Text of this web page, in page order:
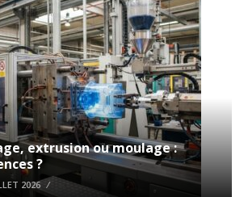
extrusion ou moulage :
?
2026